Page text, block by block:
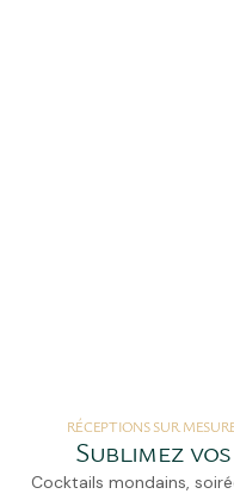
RÉCEPTIONS SUR
Sublimez
Cocktails mondains,